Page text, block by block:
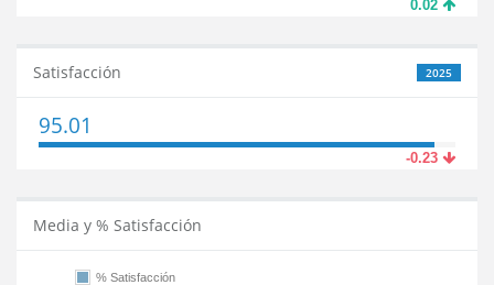
0.02
2025
Satisfacción
95.01
-0.23
Media y % Satisfacción
% Satisfacción